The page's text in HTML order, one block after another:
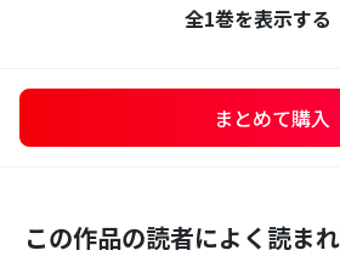
全1巻を表示する
まとめて購入
この作品の読者によく読ま